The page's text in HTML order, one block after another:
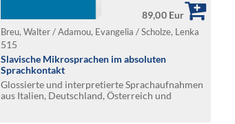
89,00 Eur
Breu, Walter / Adamou, Evangelia / Scholze, Lenka
515
Slavische Mikrosprachen im absoluten
Sprachkontakt
Glossierte und interpretierte Sprachaufnahmen
aus Italien, Deutschland, Österreich und